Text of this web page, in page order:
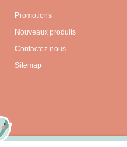
Promotions
Nouveaux produits
Contactez-nous
Sitemap